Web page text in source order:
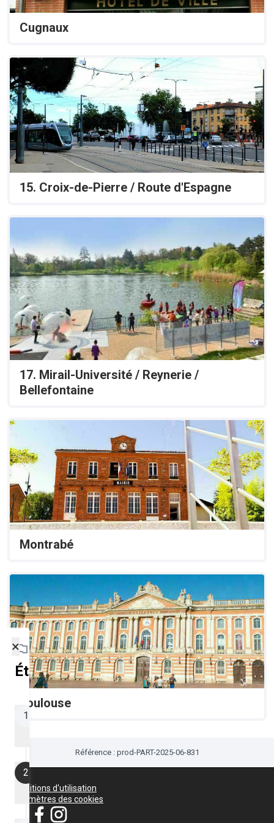
Cugnaux
15. Croix-de-Pierre / Route d'Espagne
17. Mirail-Université / Reynerie /
Bellefontaine
Montrabé
Toulouse
Référence : prod-PART-2025-06-831
Conditions d'utilisation
Paramètres des cookies
Je participe ! sur X
Je participe ! sur Facebook
Je participe ! sur Instagram
×
Étapes du projet
1
2
Sélection des
foyers participants
30/11/2025 - 31/12/2025